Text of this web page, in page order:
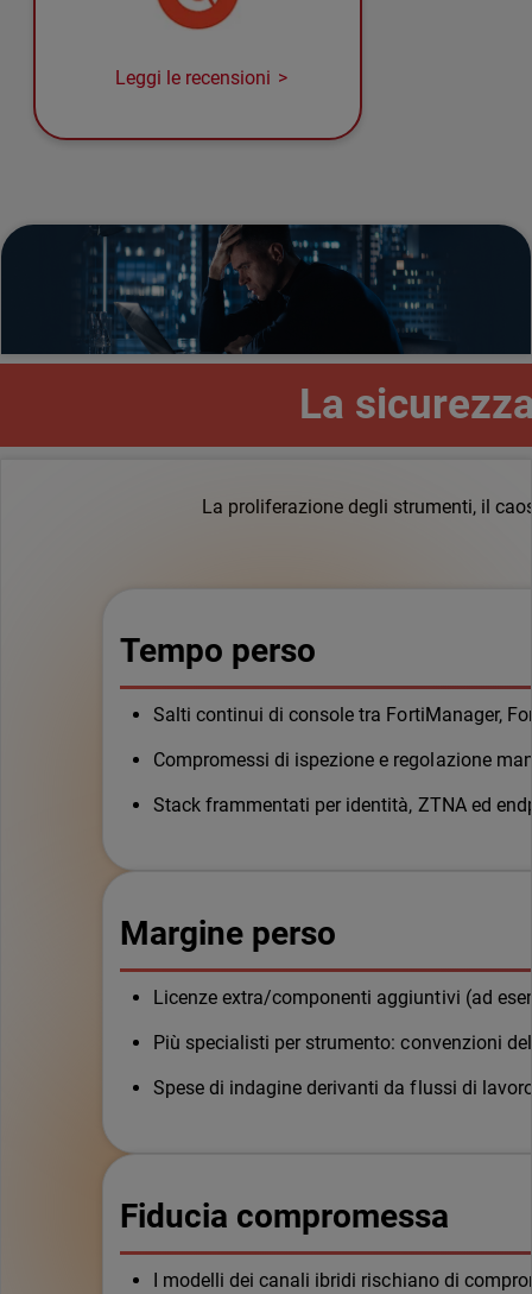
Leggi le recensioni
La
La proliferazione degli strumenti, il
Tempo perso
Salti continui di console tra FortiManager,
Compromessi di ispezione e regolazione
Stack frammentati per identità, ZTNA ed
Margine perso
Licenze extra/componenti aggiuntivi (ad
Più specialisti per strumento: convenzioni
Spese di indagine derivanti da flussi di
Fiducia compromessa
I modelli dei canali ibridi rischiano di